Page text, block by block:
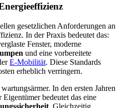
gesetzlichen Anforderungen an
In der Praxis bedeutet das:
Fenster, moderne
und eine vorbereitete
E-Mobilität. Diese Standards
erheblich verringern.
In den ersten Jahren
bedeutet das eine
. Gleichzeitig